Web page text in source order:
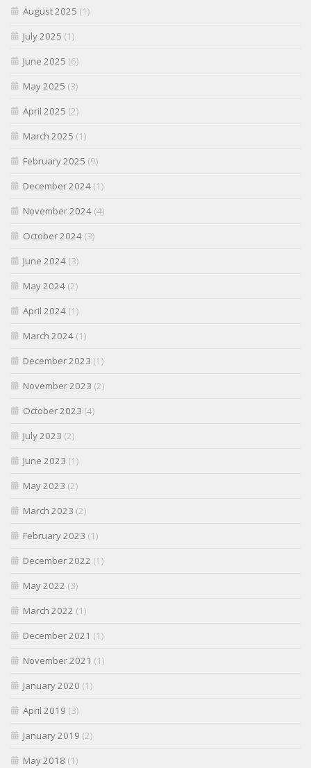
August 2025 (1)
July 2025 (1)
June 2025 (6)
May 2025 (3)
April 2025 (2)
March 2025 (1)
February 2025 (9)
December 2024 (1)
November 2024 (4)
October 2024 (3)
June 2024 (3)
May 2024 (2)
April 2024 (1)
March 2024 (1)
December 2023 (1)
November 2023 (2)
October 2023 (4)
July 2023 (2)
June 2023 (1)
May 2023 (2)
March 2023 (2)
February 2023 (1)
December 2022 (1)
May 2022 (3)
March 2022 (1)
December 2021 (1)
November 2021 (1)
January 2020 (1)
April 2019 (3)
January 2019 (2)
May 2018 (1)